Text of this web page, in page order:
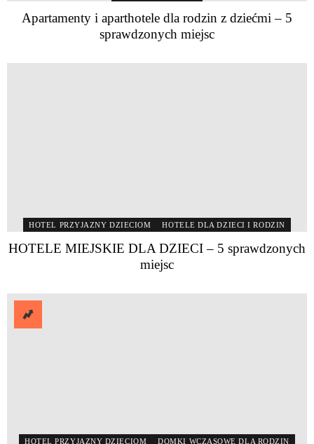
Apartamenty i aparthotele dla rodzin z dziećmi – 5
sprawdzonych miejsc
HOTEL PRZYJAZNY DZIECIOM HOTELE DLA DZIECI I RODZIN
HOTELE MIEJSKIE DLA DZIECI – 5 sprawdzonych
miejsc
HOTEL PRZYJAZNY DZIECIOM DOMKI WCZASOWE DLA RODZIN